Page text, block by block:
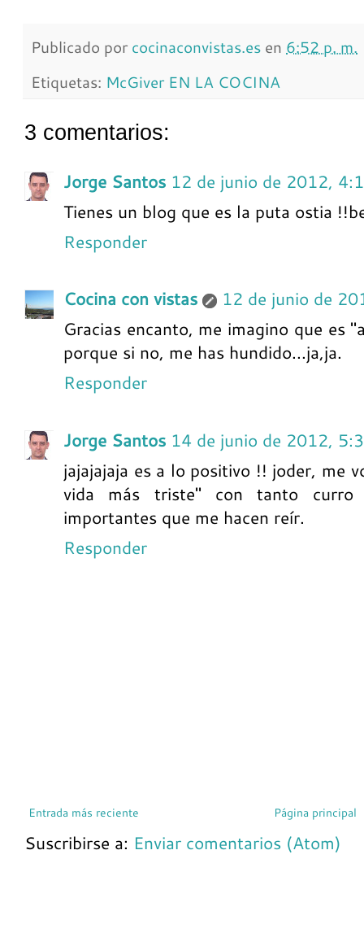
Publicado por cocinaconvistas.es en 6:52 p. m.
Etiquetas: McGiver EN LA COCINA
3 comentarios:
Jorge Santos 12 de junio de 2012,
Tienes un blog que es la puta ostia
Responder
Cocina con vistas
12 de junio de
Gracias encanto, me imagino que es
porque si no, me has hundido...ja,ja.
Responder
Jorge Santos 14 de junio de 2012,
jajajajaja es a lo positivo !! joder, me
vida más triste" con tanto
importantes que me hacen reír.
Responder
Entrada más reciente Página principal
Suscribirse a: Enviar comentarios (Atom)